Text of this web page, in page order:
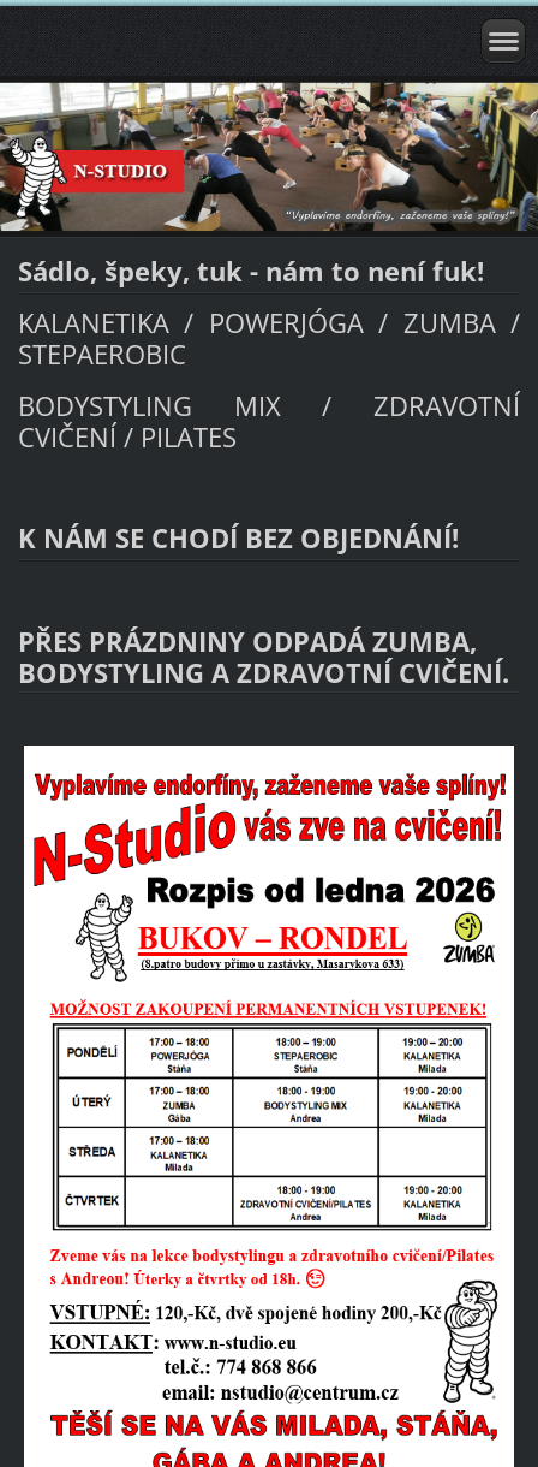
Sádlo, špeky, tuk - nám to není fuk!
KALANETIKA / POWERJÓGA / ZUMBA /
STEPAEROBIC
BODYSTYLING MIX / ZDRAVOTNÍ
CVIČENÍ / PILATES
K NÁM SE CHODÍ BEZ OBJEDNÁNÍ!
PŘES PRÁZDNINY ODPADÁ ZUMBA,
BODYSTYLING A ZDRAVOTNÍ CVIČENÍ.